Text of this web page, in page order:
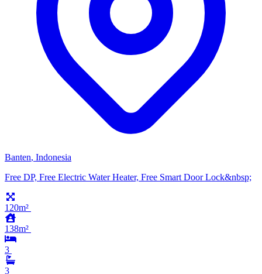
Banten, Indonesia
Free DP, Free Electric Water Heater, Free Smart Door Lock&nbsp;
120m²
138m²
3
3